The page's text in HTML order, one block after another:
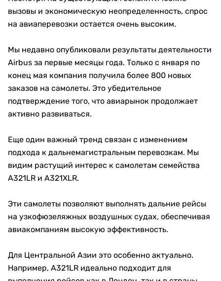
вызовы и экономическую неопределенность, спрос
на авиаперевозки остается очень высоким.
Мы недавно опубликовали результаты деятельности
Airbus за первые месяцы года. Только с января по
конец мая компания получила более 800 новых
заказов на самолеты. Это убедительное
подтверждение того, что авиарынок продолжает
активно развиваться.
Еще один важный тренд связан с изменением
подхода к дальнемагистральным перевозкам. Мы
видим растущий интерес к самолетам семейства
A321LR и A321XLR.
Эти самолеты позволяют выполнять дальние рейсы
на узкофюзеляжных воздушных судах, обеспечивая
авиакомпаниям высокую эффективность.
Для Центральной Азии это особенно актуально.
Например, A321LR идеально подходит для